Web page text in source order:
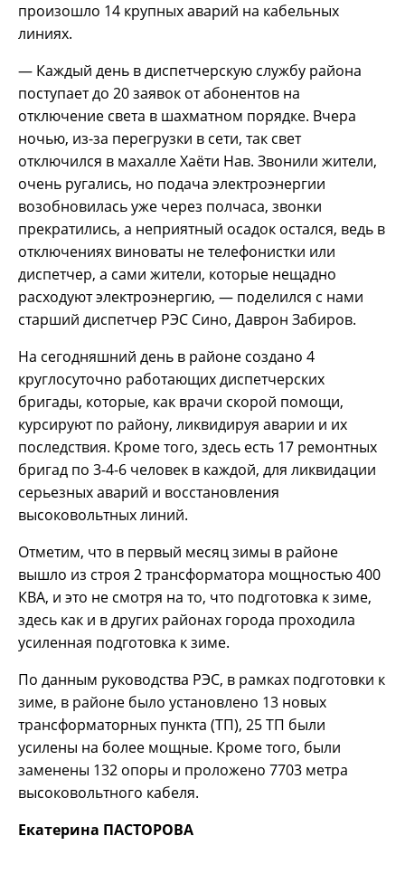
произошло 14 крупных аварий на кабельных
линиях.
— Каждый день в диспетчерскую службу района
поступает до 20 заявок от абонентов на
отключение света в шахматном порядке. Вчера
ночью, из-за перегрузки в сети, так свет
отключился в махалле Хаёти Нав. Звонили жители,
очень ругались, но подача электроэнергии
возобновилась уже через полчаса, звонки
прекратились, а неприятный осадок остался, ведь в
отключениях виноваты не телефонистки или
диспетчер, а сами жители, которые нещадно
расходуют электроэнергию, — поделился с нами
старший диспетчер РЭС Сино, Даврон Забиров.
На сегодняшний день в районе создано 4
круглосуточно работающих диспетчерских
бригады, которые, как врачи скорой помощи,
курсируют по району, ликвидируя аварии и их
последствия. Кроме того, здесь есть 17 ремонтных
бригад по 3-4-6 человек в каждой, для ликвидации
серьезных аварий и восстановления
высоковольтных линий.
Отметим, что в первый месяц зимы в районе
вышло из строя 2 трансформатора мощностью 400
КВА, и это не смотря на то, что подготовка к зиме,
здесь как и в других районах города проходила
усиленная подготовка к зиме.
По данным руководства РЭС, в рамках подготовки к
зиме, в районе было установлено 13 новых
трансформаторных пункта (ТП), 25 ТП были
усилены на более мощные. Кроме того, были
заменены 132 опоры и проложено 7703 метра
высоковольтного кабеля.
Екатерина ПАСТОРОВА